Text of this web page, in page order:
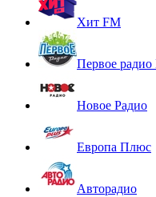
Хит FM
Первое радио
Новое Радио
Европа Плюс
Авторадио